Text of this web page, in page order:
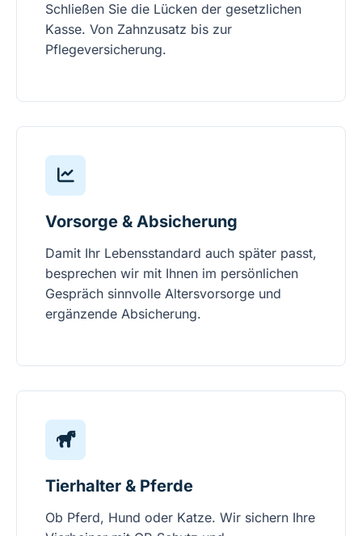
Schließen Sie die Lücken der gesetzlichen
Kasse. Von Zahnzusatz bis zur
Pflegeversicherung.
Vorsorge & Absicherung
Damit Ihr Lebensstandard auch später passt,
besprechen wir mit Ihnen im persönlichen
Gespräch sinnvolle Altersvorsorge und
ergänzende Absicherung.
Tierhalter & Pferde
Ob Pferd, Hund oder Katze. Wir sichern Ihre